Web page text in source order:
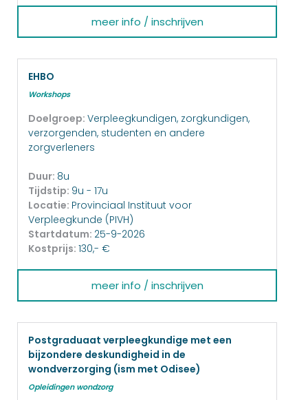
meer info / inschrijven
EHBO
Workshops
Doelgroep: Verpleegkundigen, zorgkundigen,
verzorgenden, studenten en andere
zorgverleners
Duur: 8u
Tijdstip: 9u - 17u
Locatie: Provinciaal Instituut voor
Verpleegkunde (PIVH)
Startdatum: 25-9-2026
Kostprijs: 130,- €
meer info / inschrijven
Postgraduaat verpleegkundige met een
bijzondere deskundigheid in de
wondverzorging (ism met Odisee)
Opleidingen wondzorg